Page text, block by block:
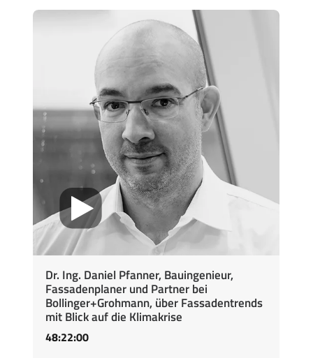
Dr. Ing. Daniel Pfanner, Bauingenieur,
Fassadenplaner und Partner bei
Bollinger+Grohmann, über Fassadentrends
mit Blick auf die Klimakrise
48:22:00